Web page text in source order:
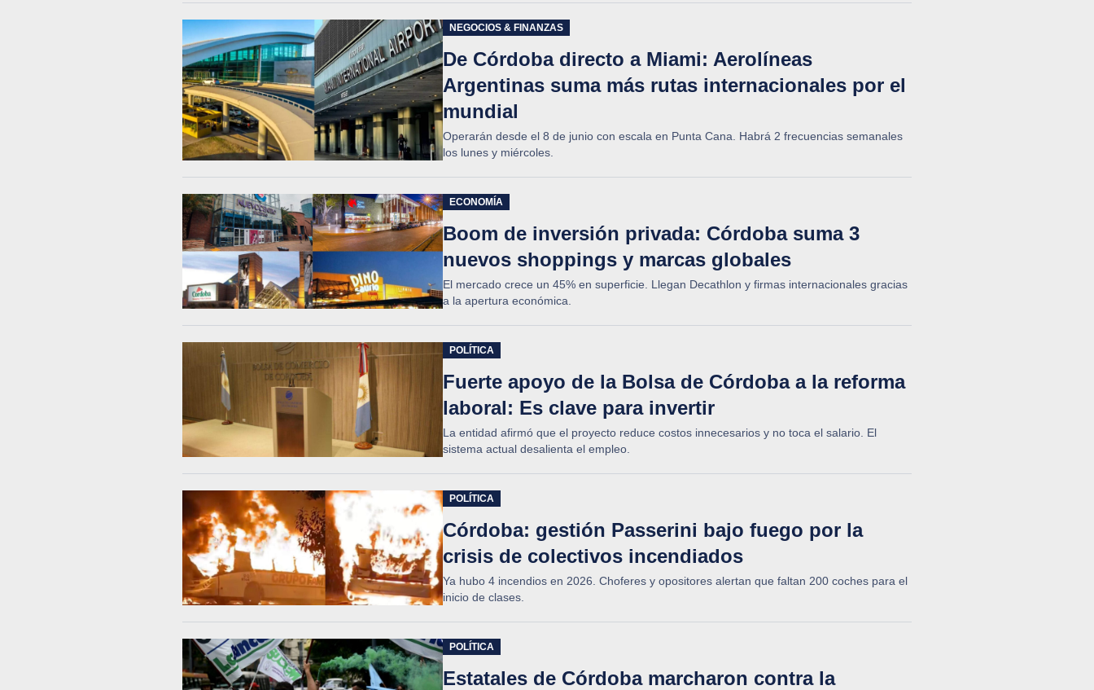
NEGOCIOS & FINANZAS
De Córdoba directo a Miami: Aerolíneas
Argentinas suma más rutas internacionales por el
mundial
Operarán desde el 8 de junio con escala en Punta Cana. Habrá 2 frecuencias semanales
los lunes y miércoles.
ECONOMÍA
Boom de inversión privada: Córdoba suma 3
nuevos shoppings y marcas globales
El mercado crece un 45% en superficie. Llegan Decathlon y firmas internacionales gracias
a la apertura económica.
POLÍTICA
Fuerte apoyo de la Bolsa de Córdoba a la reforma
laboral: Es clave para invertir
La entidad afirmó que el proyecto reduce costos innecesarios y no toca el salario. El
sistema actual desalienta el empleo.
POLÍTICA
Córdoba: gestión Passerini bajo fuego por la
crisis de colectivos incendiados
Ya hubo 4 incendios en 2026. Choferes y opositores alertan que faltan 200 coches para el
inicio de clases.
POLÍTICA
Estatales de Córdoba marcharon contra la